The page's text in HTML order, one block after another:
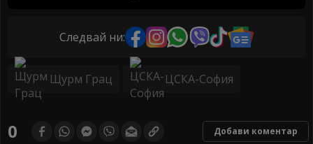
Следвай ни:
Щурм Грац ЦСКА-София
0 Добави коментар